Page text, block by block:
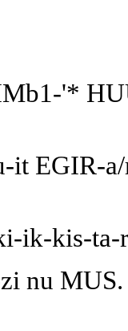
'*
it EGIR-
ik-kis-
nu